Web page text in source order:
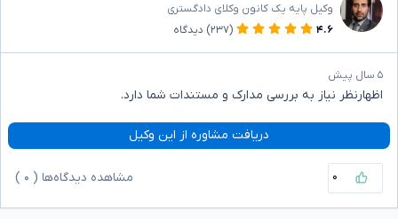
وکیل پایه یک کانون وکلای دادگستری
۴.۶
(۲۳۷) دیدگاه
۵ سال پیش
اظهارنظر نیاز به بررسی مدارک و مستندات شما دارد.
دریافت مشاوره از این وکیل
۰ مشاهده دیدگاه‌ها ( ۰